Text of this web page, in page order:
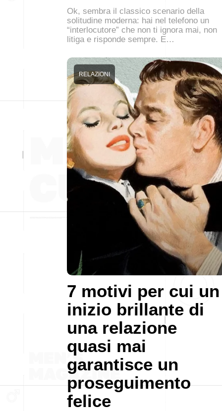
Ok, sembra il classico scenario della
solitudine moderna: hai nel telefono un
“interlocutore” che non ti ignora mai, non
litiga e risponde sempre. E…
7 motivi per cui un
inizio brillante di
una relazione
quasi mai
garantisce un
proseguimento
felice
RELAZIONI